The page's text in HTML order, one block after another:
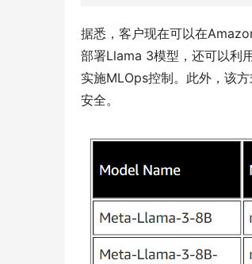
据悉，客户现在可以在
部署Llama 3模型，还可以利
实施MLOps控制。此外，该
安全。